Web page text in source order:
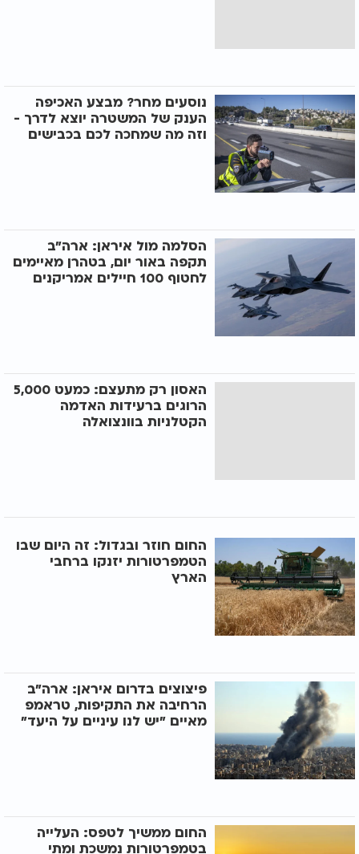
נוסעים מחר? מבצע האכיפה
הענק של המשטרה יוצא לדרך -
וזה מה שמחכה לכם בכבישים
הסלמה מול איראן: ארה"ב
תקפה באור יום, בטהרן מאיימים
לחטוף 100 חיילים אמריקנים
האסון רק מתעצם: כמעט 5,000
הרוגים ברעידות האדמה
הקטלניות בוונצואלה
החום חוזר ובגדול: זה היום שבו
הטמפרטורות יזנקו ברחבי
הארץ
פיצוצים בדרום איראן: ארה"ב
הרחיבה את התקיפות, טראמפ
מאיים "יש לנו עיניים על היעד"
החום ממשיך לטפס: העלייה
בטמפרטורות נמשכת ומתי